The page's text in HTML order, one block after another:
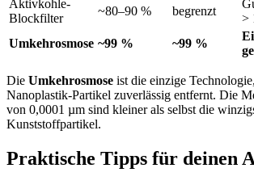
Aktivkohle-
Blockfilter
~80–90 % begrenzt
>
Umkehrosmose ~99 % ~99 %
Die Umkehrosmose ist die einzige
Nanoplastik-Partikel zuverlässig entfernt. Die
von 0,0001 µm sind kleiner als selbst die
Kunststoffpartikel.
Praktische Tipps für deinen